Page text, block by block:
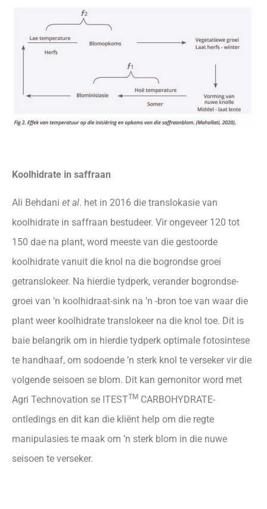
Koolhidrate in saffraan
Ali Behdani et al. het in 2016 die translokasie van
koolhidrate in saffraan bestudeer. Vir ongeveer 120 tot
150 dae na plant, word meeste van die gestoorde
koolhidrate vanuit die knol na die bogrondse groei
getranslokeer. Na hierdie tydperk, verander bogrondse-
groei van ’n koolhidraat-sink na ’n -bron toe van waar die
plant weer koolhidrate translokeer na die knol toe. Dit is
baie belangrik om in hierdie tydperk optimale fotosintese
te handhaaf, om sodoende ’n sterk knol te verseker vir die
volgende seisoen se blom. Dit kan gemonitor word met
Agri Technovation se ITESTTM CARBOHYDRATE-
ontledings en dit kan die kliënt help om die regte
manipulasies te maak om ’n sterk blom in die nuwe
seisoen te verseker.